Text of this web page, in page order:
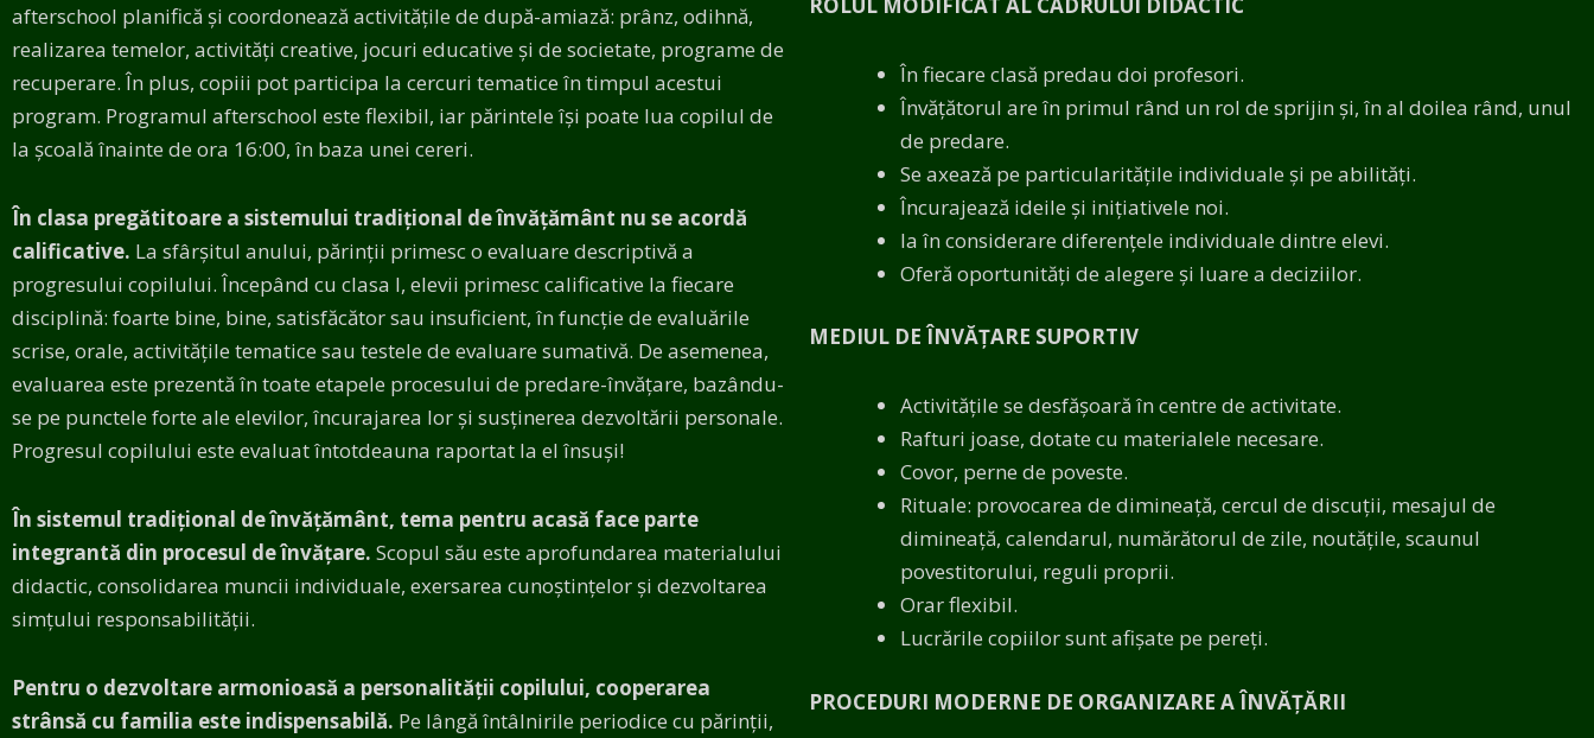
afterschool planifică și coordonează activitățile de după-amiază: prânz, odihnă,
realizarea temelor, activități creative, jocuri educative și de societate, programe de
recuperare. În plus, copiii pot participa la cercuri tematice în timpul acestui
program. Programul afterschool este flexibil, iar părintele își poate lua copilul de
la școală înainte de ora 16:00, în baza unei cereri.
În clasa pregătitoare a sistemului tradițional de învățământ nu se acordă
calificative. La sfârșitul anului, părinții primesc o evaluare descriptivă a
progresului copilului. Începând cu clasa I, elevii primesc calificative la fiecare
disciplină: foarte bine, bine, satisfăcător sau insuficient, în funcție de evaluările
scrise, orale, activitățile tematice sau testele de evaluare sumativă. De asemenea,
evaluarea este prezentă în toate etapele procesului de predare-învățare, bazându-
se pe punctele forte ale elevilor, încurajarea lor și susținerea dezvoltării personale.
Progresul copilului este evaluat întotdeauna raportat la el însuși!
În sistemul tradițional de învățământ, tema pentru acasă face parte
integrantă din procesul de învățare. Scopul său este aprofundarea materialului
didactic, consolidarea muncii individuale, exersarea cunoștințelor și dezvoltarea
simțului responsabilității.
Pentru o dezvoltare armonioasă a personalității copilului, cooperarea
strânsă cu familia este indispensabilă. Pe lângă întâlnirile periodice cu părinții,
În fiecare clasă predau doi profesori.
Învățătorul are în primul rând un rol de sprijin și, în al doilea rând, unul
de predare.
Se axează pe particularitățile individuale și pe abilități.
Încurajează ideile și inițiativele noi.
Ia în considerare diferențele individuale dintre elevi.
Oferă oportunități de alegere și luare a deciziilor.
MEDIUL DE ÎNVĂȚARE SUPORTIV
Activitățile se desfășoară în centre de activitate.
Rafturi joase, dotate cu materialele necesare.
Covor, perne de poveste.
Rituale: provocarea de dimineață, cercul de discuții, mesajul de
dimineață, calendarul, numărătorul de zile, noutățile, scaunul
povestitorului, reguli proprii.
Orar flexibil.
Lucrările copiilor sunt afișate pe pereți.
PROCEDURI MODERNE DE ORGANIZARE A ÎNVĂȚĂRII